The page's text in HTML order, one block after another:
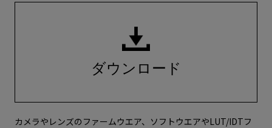
ダウンロード
カメラやレンズのファームウエア、ソフトウエアやLUT/IDTフ